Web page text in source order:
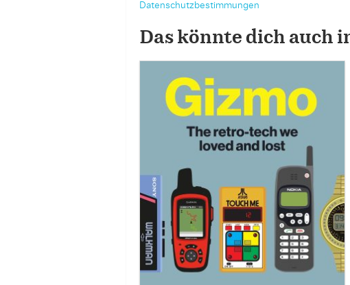
Datenschutzbestimmungen
Das könnte dich auch